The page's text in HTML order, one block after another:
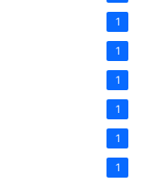
1
1
1
1
1
1